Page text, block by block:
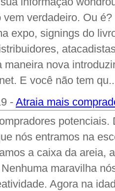
verdadeiro. Ou
expo, signings do
maneira nova
E você não tem
- Atraia mais
potenciais.
nós entramos na
a caixa da areia,
maravilha
Agora na